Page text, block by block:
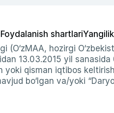
Foydalanish shartlari
hozirgi
13.03.2015 yil
yoki qisman iqtibos
bo‘lgan va/yoki